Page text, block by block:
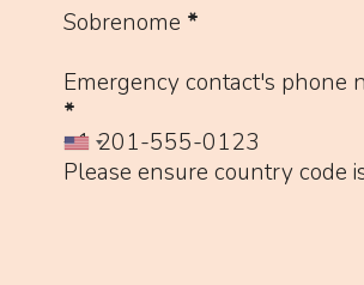
Sobrenome *
Emergency contact's phone
*
Please ensure country code